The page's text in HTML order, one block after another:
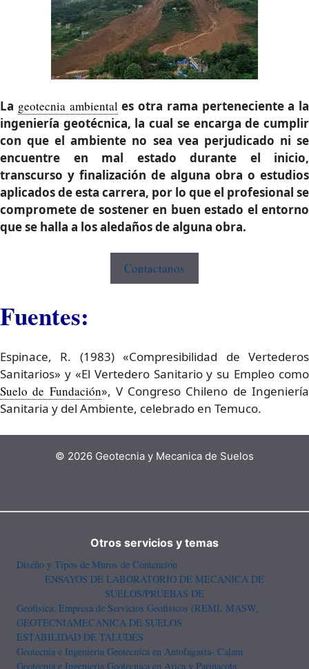
La geotecnia ambiental es otra rama perteneciente a la
ingeniería geotécnica, la cual se encarga de cumplir
con que el ambiente no sea vea perjudicado ni se
encuentre en mal estado durante el inicio,
transcurso y finalización de alguna obra o estudios
aplicados de esta carrera, por lo que el profesional se
compromete de sostener en buen estado el entorno
que se halla a los aledaños de alguna obra.
Contactanos
Fuentes:
Espinace, R. (1983) «Compresibilidad de Vertederos
Sanitarios» y «El Vertedero Sanitario y su Empleo como
Suelo de Fundación», V Congreso Chileno de Ingeniería
Sanitaria y del Ambiente, celebrado en Temuco.
© 2026 Geotecnia y Mecanica de Suelos
Otros servicios y temas
Diseño y Tipos de Muros de Contencion
ENSAYOS DE LABORATORIO DE MECANICA DE
SUELOS/PRUEBAS DE
Geofisica: Empresa de Servicios Geofisicos (REMI, MASW,
GEOTECNIAMECANICA DE SUELOS
ESTABILIDAD DE TALUDES
Geotecnia e Ingenieria Geotecnica en Antofagasta- Calam
Geotecnia e Ingenieria Geotecnica en Arica y Parinacota